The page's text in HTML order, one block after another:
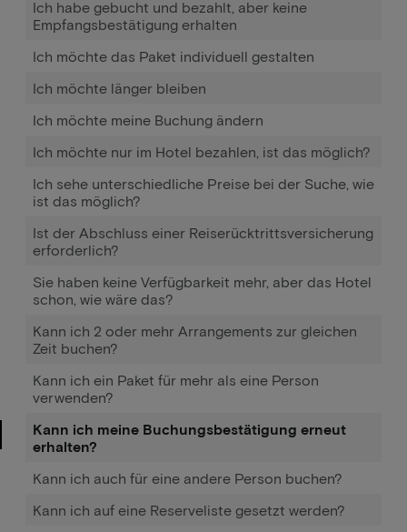
Ich habe gebucht und bezahlt, aber keine
Empfangsbestätigung erhalten
Ich möchte das Paket individuell gestalten
Ich möchte länger bleiben
Ich möchte meine Buchung ändern
Ich möchte nur im Hotel bezahlen, ist das möglich?
Ich sehe unterschiedliche Preise bei der Suche, wie
ist das möglich?
Ist der Abschluss einer Reiserücktrittsversicherung
erforderlich?
Sie haben keine Verfügbarkeit mehr, aber das Hotel
schon, wie wäre das?
Kann ich 2 oder mehr Arrangements zur gleichen
Zeit buchen?
Kann ich ein Paket für mehr als eine Person
verwenden?
Kann ich meine Buchungsbestätigung erneut
erhalten?
Kann ich auch für eine andere Person buchen?
Kann ich auf eine Reserveliste gesetzt werden?